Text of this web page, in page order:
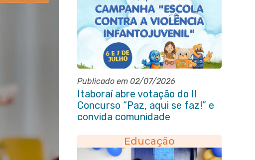
Publicado em 02/07/2026
Itaboraí abre votação do II
Concurso “Paz, aqui se faz!” e
convida comunidade
Educação